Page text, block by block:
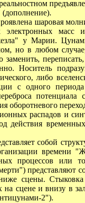
шаровая
электронных
у Марии.
но в любом
заменить,
Носитель
либо
с одного
оборотневого
распадов и
действия
собой
времени
процессов
представляют
сцены.
на сцене и внизу в
2").